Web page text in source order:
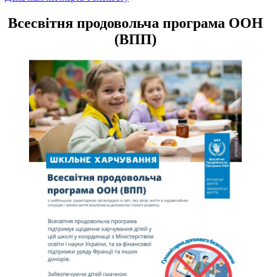
записів
Всесвітня продовольча програма ООН
(ВПП)